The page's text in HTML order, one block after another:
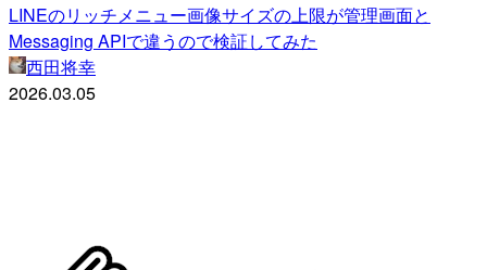
LINEのリッチメニュー画像サイズの上限が管理画面と
Messaging APIで違うので検証してみた
西田将幸
2026.03.05